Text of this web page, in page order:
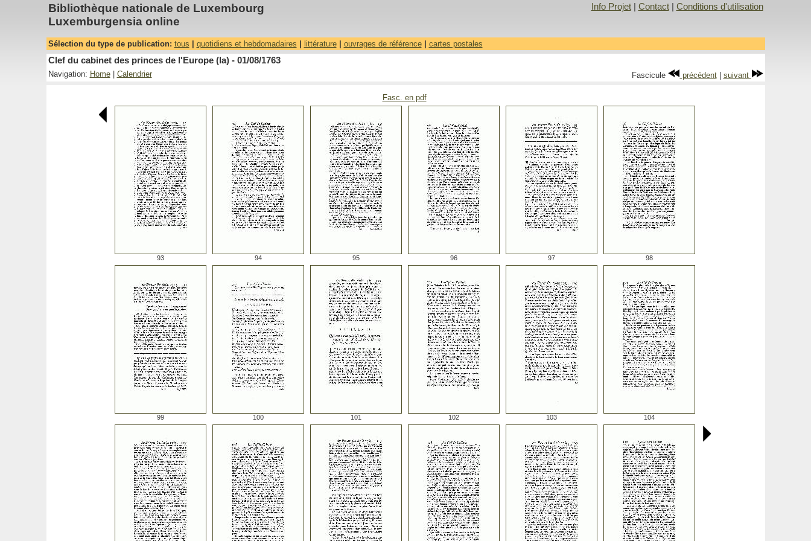
Bibliothèque nationale de Luxembourg
Luxemburgensia online
Info Projet| Contact| Conditions d'utilisation
Sélection du type de publication: tous quotidiens et hebdomadaires littérature| ouvrages de référence| cartes postales
Clef du cabinet des princes de l'Europe (la) - 01/08/1763
Navigation: Home| Calendrier Fascicule précédent| suivant
Fasc. en pdf
93 94 95 96 97 98
99 100 101 102 103 104